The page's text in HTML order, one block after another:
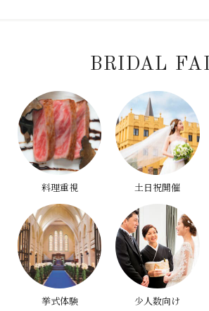
BRIDAL
料理重視 土日祝開催
挙式体験 少人数向け